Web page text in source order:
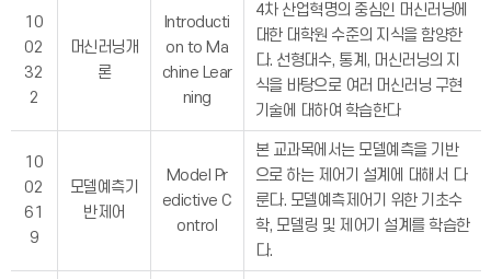
10
02
32
2
머신러닝개
론
Introducti
on to Ma
chine Lear
ning
4차 산업혁명의 중심인 머신러닝에
대한 대학원 수준의 지식을 함양한
다. 선형대수, 통계, 머신러닝의 지
식을 바탕으로 여러 머신러닝 구현
기술에 대하여 학습한다
10
02
61
9
모델예측기
반제어
Model Pr
edictive C
ontrol
본 교과목에서는 모델예측을 기반
으로 하는 제어기 설계에 대해서 다
룬다. 모델예측제어기 위한 기초수
학, 모델링 및 제어기 설계를 학습한
다.